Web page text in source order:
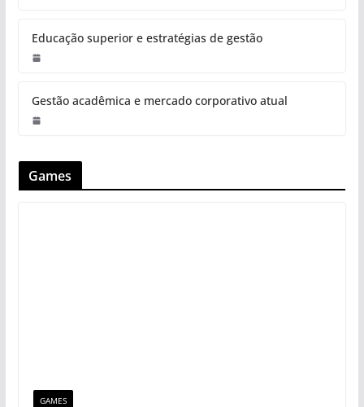
Educação superior e estratégias de gestão
Gestão acadêmica e mercado corporativo atual
Games
GAMES